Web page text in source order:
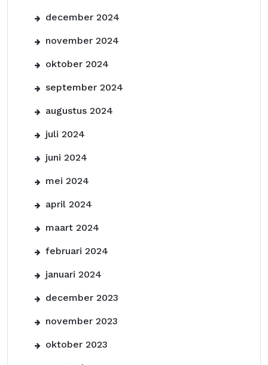
december 2024
november 2024
oktober 2024
september 2024
augustus 2024
juli 2024
juni 2024
mei 2024
april 2024
maart 2024
februari 2024
januari 2024
december 2023
november 2023
oktober 2023